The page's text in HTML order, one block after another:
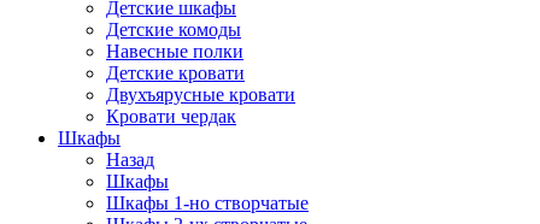
Детские шкафы
Детские комоды
Навесные полки
Детские кровати
Двухъярусные кровати
Кровати чердак
Шкафы
Назад
Шкафы
Шкафы 1-но створчатые